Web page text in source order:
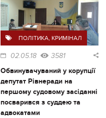
ПОЛІТИКА, КРИМІНАЛ
02.05.18 3581
Обвинувачуваний у корупції
депутат Рівнеради на
першому судовому засіданні
посварився з суддею та
адвокатами